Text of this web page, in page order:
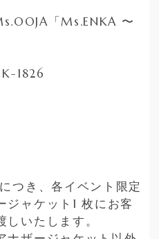
「Ms.ENKA 〜
1826
つき、各イベント限定
ジャケット1 枚にお客
いたします。